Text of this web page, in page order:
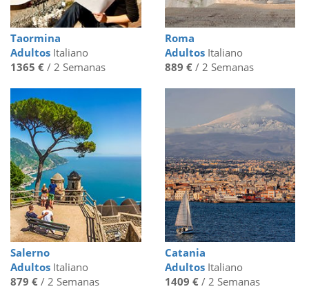
Taormina
Adultos Italiano
1365 € / 2 Semanas
Roma
AdultosItaliano
889 €/ 2 Semanas
Salerno
Adultos Italiano
879 € / 2 Semanas
Catania
AdultosItaliano
1409 €/ 2 Semanas